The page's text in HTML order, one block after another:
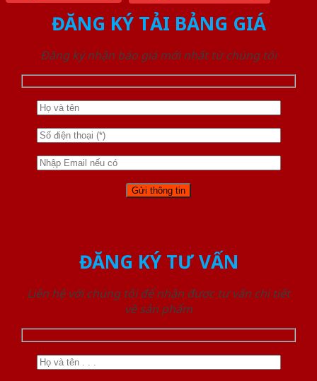
ĐĂNG KÝ TẢI BẢNG GIÁ
Đăng ký nhận báo giá mới nhất từ chúng tôi
ĐĂNG KÝ TƯ VẤN
Liên hệ với chúng tôi để nhận được tư vấn chi tiết
về sản phẩm